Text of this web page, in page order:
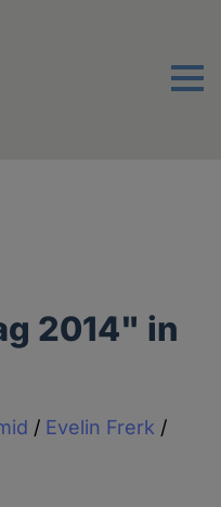
Menu
2014" in
/ Evelin Frerk /